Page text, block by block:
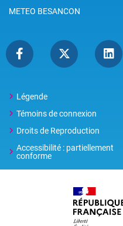
METEO BESANCON
Légende
Témoins de connexion
Droits de Reproduction
Accessibilité : partiellement
conforme